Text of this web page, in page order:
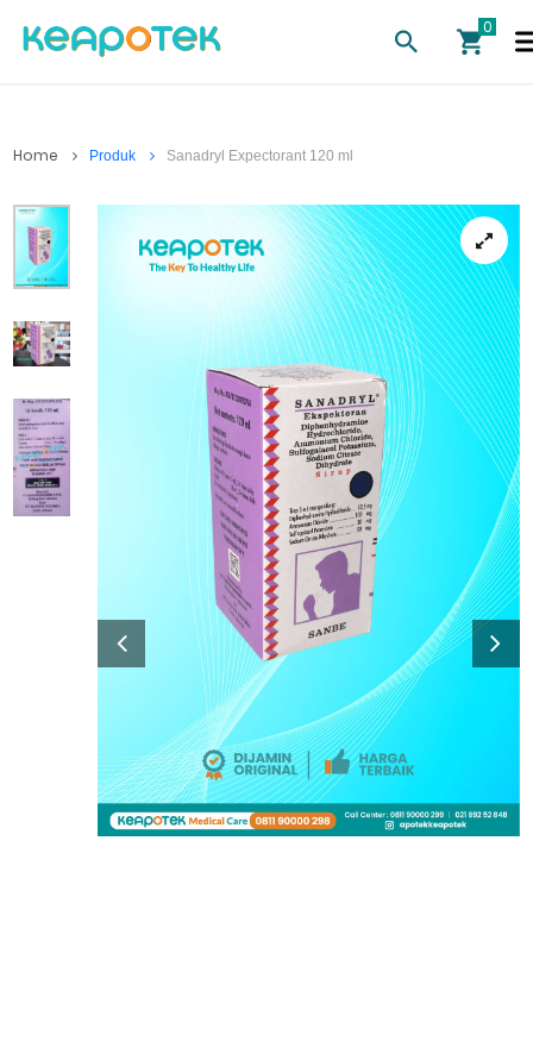
Home Produk Sanadryl Expectorant 120 ml